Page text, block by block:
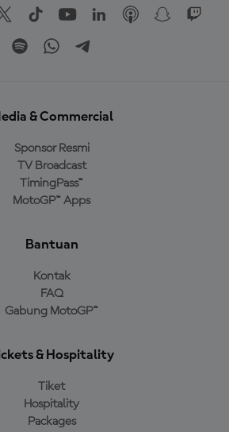
& Commercial
Sponsor Resmi
TV Broadcast
TimingPass™
MotoGP™ Apps
Bantuan
Kontak
FAQ
Gabung MotoGP™
& Hospitality
Tiket
Hospitality
Packages